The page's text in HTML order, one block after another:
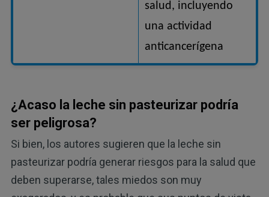
salud, incluyendo
una actividad
anticancerígena
¿Acaso la leche sin pasteurizar podría
ser peligrosa?
Si bien, los autores sugieren que la leche sin
pasteurizar podría generar riesgos para la salud que
deben superarse, tales miedos son muy